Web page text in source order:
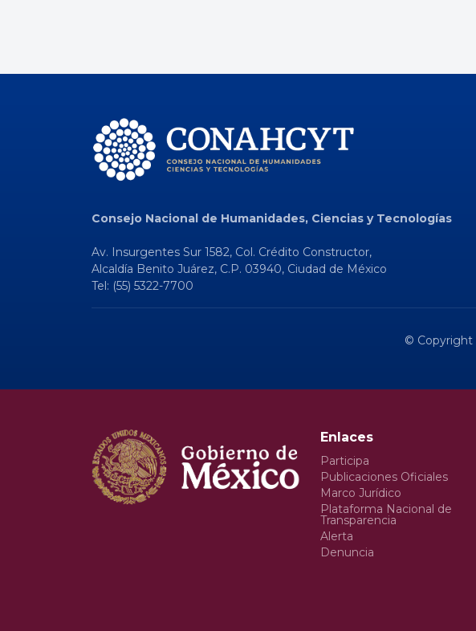
Consejo Nacional de Humanidades, Ciencias y Tecnologías
Av. Insurgentes Sur 1582, Col. Crédito Constructor,
Alcaldía Benito Juárez, C.P. 03940, Ciudad de México
Tel: (55) 5322-7700
© Copyright
Enlaces
Participa
Publicaciones Oficiales
Marco Jurídico
Plataforma Nacional de
Transparencia
Alerta
Denuncia